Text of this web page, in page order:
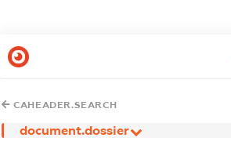
CAHEADER.SEARCH
document.dossier